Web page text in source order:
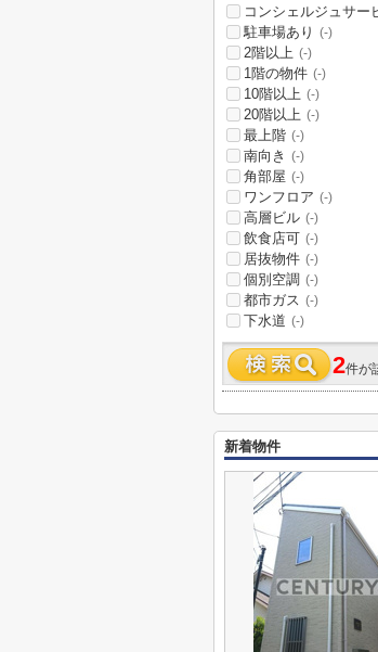
コンシェルジュサー
駐車場あり (-)
2階以上 (-)
1階の物件 (-)
10階以上 (-)
20階以上 (-)
最上階 (-)
南向き (-)
角部屋 (-)
ワンフロア (-)
高層ビル (-)
飲食店可 (-)
居抜物件 (-)
個別空調 (-)
都市ガス (-)
下水道 (-)
2件が
新着物件